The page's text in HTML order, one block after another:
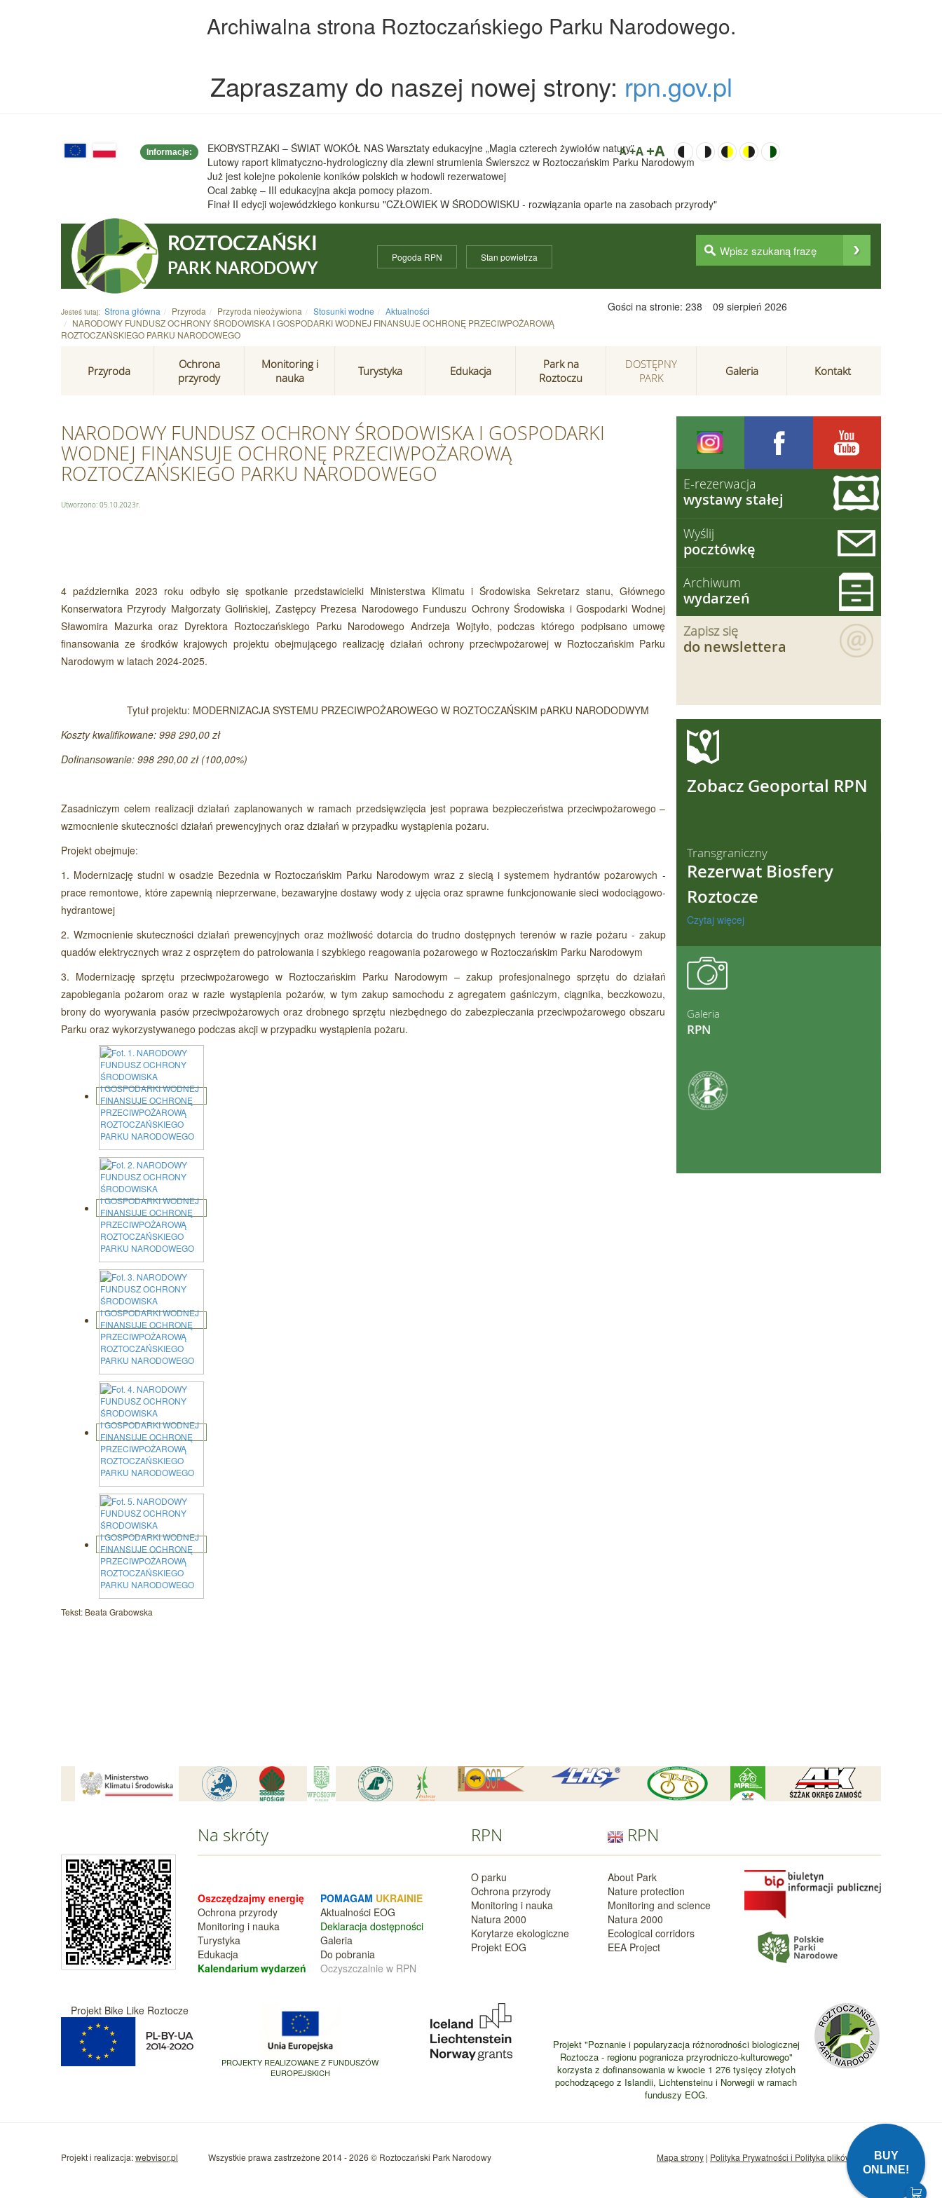
Archiwalna strona Roztoczańskiego Parku Narodowego.
Zapraszamy do naszej nowej strony: rpn.gov.pl
Informacje:
EKOBYSTRZAKI – ŚWIAT WOKÓŁ NAS Warsztaty edukacyjne „Magia czterech żywiołów natury”
Lutowy raport klimatyczno-hydrologiczny dla zlewni strumienia Świerszcz w Roztoczańskim Parku Narodowym
Już jest kolejne pokolenie koników polskich w hodowli rezerwatowej
Ocal żabkę – III edukacyjna akcja pomocy płazom.
Finał II edycji wojewódzkiego konkursu "CZŁOWIEK W ŚRODOWISKU - rozwiązania oparte na zasobach przyrody"
A +A +A
ROZTOCZAŃSKI
PARK NARODOWY
Pogoda RPN Stan powietrza
Jesteś tutaj: Strona główna Przyroda Przyroda nieożywiona Stosunki wodne
Aktualności
NARODOWY FUNDUSZ OCHRONY ŚRODOWISKA I GOSPODARKI WODNEJ FINANSUJE OCHRONĘ PRZECIWPOŻAROWĄ
ROZTOCZAŃSKIEGO PARKU NARODOWEGO
Gości na stronie: 238 09 sierpień 2026
Przyroda
Ochrona
przyrody
Monitoring i
nauka
Turystyka Edukacja
Park na
Roztoczu
DOSTĘPNY
PARK
Galeria Kontakt
NARODOWY FUNDUSZ OCHRONY ŚRODOWISKA I GOSPODARKI
WODNEJ FINANSUJE OCHRONĘ PRZECIWPOŻAROWĄ
ROZTOCZAŃSKIEGO PARKU NARODOWEGO
Utworzono: 05.10.2023r.
4 października 2023 roku odbyło się spotkanie przedstawicielki Ministerstwa Klimatu i Środowiska Sekretarz stanu, Głównego
Konserwatora Przyrody Małgorzaty Golińskiej, Zastępcy Prezesa Narodowego Funduszu Ochrony Środowiska i Gospodarki Wodnej
Sławomira Mazurka oraz Dyrektora Roztoczańskiego Parku Narodowego Andrzeja Wojtyło, podczas którego podpisano umowę
finansowania ze środków krajowych projektu obejmującego realizację działań ochrony przeciwpożarowej w Roztoczańskim Parku
Narodowym w latach 2024-2025.
Tytuł projektu: MODERNIZACJA SYSTEMU PRZECIWPOŻAROWEGO W ROZTOCZAŃSKIM pARKU NARODODWYM
Koszty kwalifikowane: 998 290,00 zł
Dofinansowanie: 998 290,00 zł (100,00%)
Zasadniczym celem realizacji działań zaplanowanych w ramach przedsięwzięcia jest poprawa bezpieczeństwa przeciwpożarowego –
wzmocnienie skuteczności działań prewencyjnych oraz działań w przypadku wystąpienia pożaru.
Projekt obejmuje:
1. Modernizację studni w osadzie Bezednia w Roztoczańskim Parku Narodowym wraz z siecią i systemem hydrantów pożarowych -
prace remontowe, które zapewnią nieprzerwane, bezawaryjne dostawy wody z ujęcia oraz sprawne funkcjonowanie sieci wodociągowo-
hydrantowej
2. Wzmocnienie skuteczności działań prewencyjnych oraz możliwość dotarcia do trudno dostępnych terenów w razie pożaru - zakup
quadów elektrycznych wraz z osprzętem do patrolowania i szybkiego reagowania pożarowego w Roztoczańskim Parku Narodowym
3. Modernizację sprzętu przeciwpożarowego w Roztoczańskim Parku Narodowym – zakup profesjonalnego sprzętu do działań
zapobiegania pożarom oraz w razie wystąpienia pożarów, w tym zakup samochodu z agregatem gaśniczym, ciągnika, beczkowozu,
brony do wyorywania pasów przeciwpożarowych oraz drobnego sprzętu niezbędnego do zabezpieczania przeciwpożarowego obszaru
Parku oraz wykorzystywanego podczas akcji w przypadku wystąpienia pożaru.
Tekst: Beata Grabowska
E-rezerwacja
wystawy stałej
Wyślij
pocztówkę
Archiwum
wydarzeń
Zapisz się
do newslettera
Zobacz Geoportal RPN
Transgraniczny
Rezerwat Biosfery
Roztocze
Czytaj więcej
Galeria
RPN
Czytaj więcej
Na skróty
Oszczędzajmy energię
Ochrona przyrody
Monitoring i nauka
Turystyka
Edukacja
Kalendarium wydarzeń
POMAGAM UKRAINIE
Aktualności EOG
Deklaracja dostępności
Galeria
Do pobrania
Oczyszczalnie w RPN
RPN
O parku
Ochrona przyrody
Monitoring i nauka
Natura 2000
Korytarze ekologiczne
Projekt EOG
RPN
About Park
Nature protection
Monitoring and science
Natura 2000
Ecological corridors
EEA Project
Projekt Bike Like Roztocze
PROJEKTY REALIZOWANE Z FUNDUSZÓW
EUROPEJSKICH
Projekt "Poznanie i popularyzacja różnorodności biologicznej
Roztocza - regionu pogranicza przyrodniczo-kulturowego"
korzysta z dofinansowania w kwocie 1 276 tysięcy złotych
pochodzącego z Islandii, Lichtensteinu i Norwegii w ramach
funduszy EOG.
Projekt i realizacja:webvisor.pl Wszystkie prawa zastrzeżone 2014 - 2026 © Roztoczański Park Narodowy Mapa strony | Polityka Prywatności i Polityka plików CookieBUY
ONLINE!